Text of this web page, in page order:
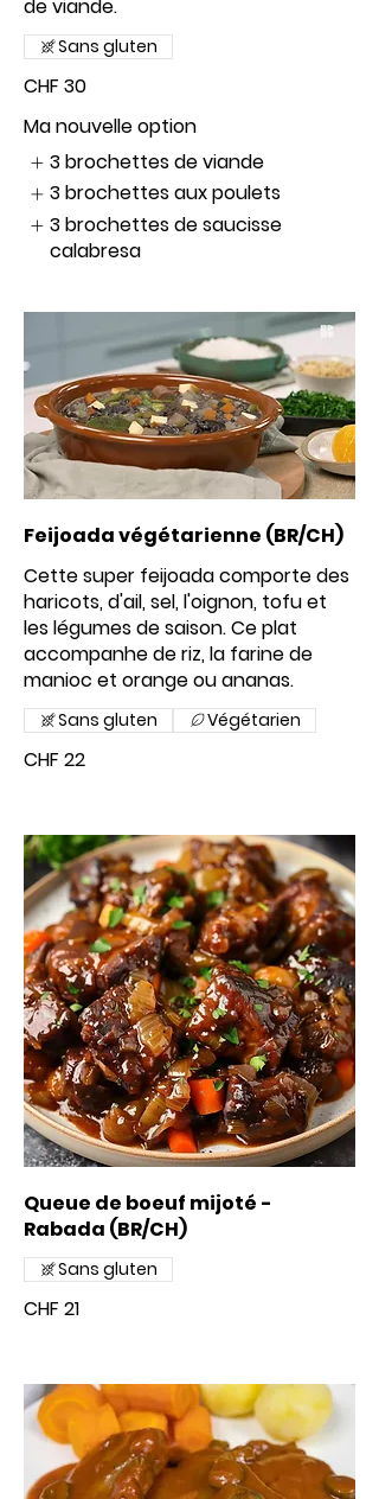
de viande.
CHF 30
Sans gluten
Ma nouvelle option
3 brochettes de viande
3 brochettes aux poulets
3 brochettes de saucisse
calabresa
Feijoada végétarienne (BR/CH)
Cette super feijoada comporte des
haricots, d'ail, sel, l'oignon, tofu et
les légumes de saison. Ce plat
accompanhe de riz, la farine de
manioc et orange ou ananas.
CHF 22
Sans gluten Végétarien
Queue de boeuf mijoté -
Rabada (BR/CH)
CHF 21
Sans gluten